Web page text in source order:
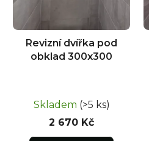
Revizní dvířka pod
obklad 300x300
Skladem (>5 ks)
2 670 Kč